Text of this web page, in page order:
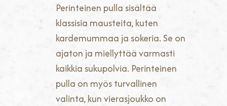
Perinteinen pulla sisältää
klassisia mausteita, kuten
kardemummaa ja sokeria. Se on
ajaton ja miellyttää varmasti
kaikkia sukupolvia. Perinteinen
pulla on myös turvallinen
valinta, kun vierasjoukko on